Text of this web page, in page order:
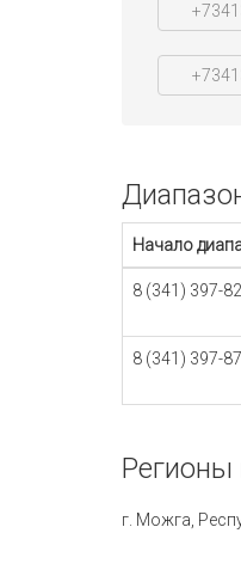
Начало
8 (341) 397-
8 (341) 397-
г. Можга,